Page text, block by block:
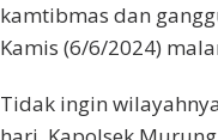
kamtibmas dan
Kamis (6/6/2024)
Tidak ingin